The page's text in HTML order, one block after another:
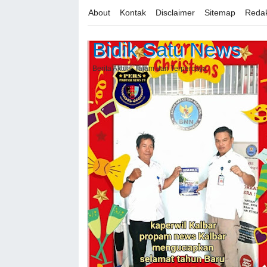
About Kontak Disclaimer Sitemap
Bidik Satu News
Berita Aktual Tajam dan Terpercaya